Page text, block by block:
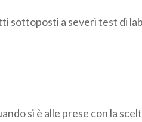
sottoposti a severi test di
si è alle prese con la